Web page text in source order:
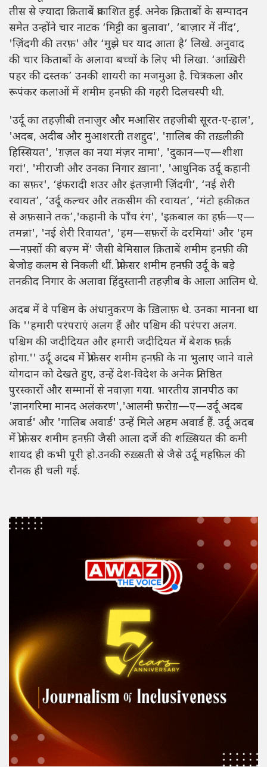
तीस से ज़्यादा क़िताबें प्रकाशित हुईं. अनेक क़िताबों के सम्पादन
समेत उन्होंने चार नाटक ‘मिट्टी का बुलावा’, ‘बाज़ार में नींद’,
'ज़िंदगी की तरफ़' और ‘मुझे घर याद आता है’ लिखे. अनुवाद
की चार किताबों के अलावा बच्चों के लिए भी लिखा. ‘आख़िरी
पहर की दस्तक’ उनकी शायरी का मजमुआ है. चित्रकला और
रूपंकर कलाओं में शमीम हनफ़ी की गहरी दिलचस्पी थी.
'उर्दू का तहज़ीबी तनाज़ुर और मआसिर तहज़ीबी सूरत-ए-हाल',
'अदब, अदीब और मुआशरती तशद्दुद', 'ग़ालिब की तख़्लीक़ी
हिस्सियत', 'ग़ज़ल का नया मंज़र नामा', 'दुकान—ए—शीशा
गरां', 'मीराजी और उनका निगार ख़ाना', 'आधुनिक उर्दू कहानी
का सफ़र', ‘इंफरादी शउर और इंतज़ामी ज़िंदगी’, ‘नई शेरी
रवायत’, ‘उर्दू कल्चर और तक़सीम की रवायत’, ‘मंटो हक़ीक़त
से अफ़साने तक’,'कहानी के पाँच रंग', 'इक़बाल का हर्फ़—ए—
तमन्ना', 'नई शेरी रिवायत', 'हम—सफ़रों के दरमियां' और 'हम
—नफ़्सों की बज़्म में' जैसी बेमिसाल क़िताबें शमीम हनफ़ी की
बेजोड़ कलम से निकली थीं. प्रोफ़ेसर शमीम हनफ़ी उर्दू के बड़े
तनक़ीद निगार के अलावा हिंदुस्तानी तहज़ीब के आला आलिम थे.
अदब में वे पश्चिम के अंधानुकरण के ख़िलाफ़ थे. उनका मानना था
कि ''हमारी परंपराएं अलग हैं और पश्चिम की परंपरा अलग.
पश्चिम की जदीदियत और हमारी जदीदियत में बेशक फ़र्क़
होगा.'' उर्दू अदब में प्रोफ़ेसर शमीम हनफ़ी के ना भुलाए जाने वाले
योगदान को देखते हुए, उन्हें देश-विदेश के अनेक प्रतिष्ठित
पुरस्कारों और सम्मानों से नवाज़ा गया. भारतीय ज्ञानपीठ का
'ज्ञानगरिमा मानद अलंकरण','आलमी फ़रोग़—ए—उर्दू अदब
अवार्ड' और 'गालिब अवार्ड' उन्हें मिले अहम अवार्ड हैं. उर्दू अदब
में प्रोफ़ेसर शमीम हनफ़ी जैसी आला दर्जे की शख़्सियत की कमी
शायद ही कभी पूरी हो.उनकी रुख़्सती से जैसे उर्दू महफ़िल की
रौनक़ ही चली गई.